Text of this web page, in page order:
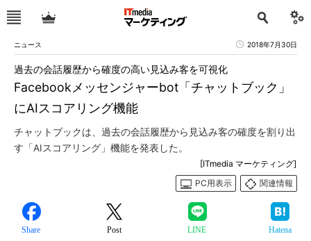
ニュース 2018年7月30日
Facebookメッセンジャーbot「チャットブック」
にAIスコアリング機能
過去の会話履歴から確度の高い見込み客を可視化
チャットブックは、過去の会話履歴から見込み客の確度を割り出
す「AIスコアリング」機能を発表した。
[ITmedia マーケティング]
PC用表示
関連情報
Share Post LINE Hatena